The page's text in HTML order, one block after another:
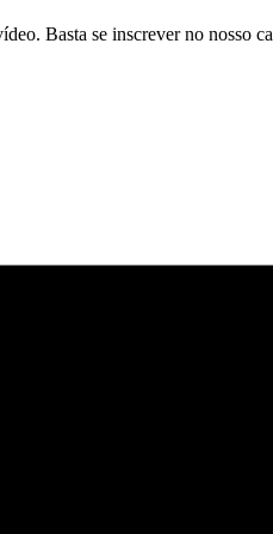
Basta se inscrever no nosso